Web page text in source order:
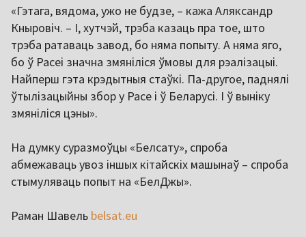
«Гэтага, вядома, ужо не будзе, – кажа Аляксандр
Кныровіч. – І, хутчэй, трэба казаць пра тое, што
трэба ратаваць завод, бо няма попыту. А няма яго,
бо ў Расеі значна змяніліся ўмовы для рэалізацыі.
Найперш гэта крэдытныя стаўкі. Па-другое, паднялі
ўтылізацыйны збор у Расе і ў Беларусі. І ў выніку
змяніліся цэны».
На думку суразмоўцы «Белсату», спроба
абмежаваць увоз іншых кітайскіх машынаў – спроба
стымуляваць попыт на «БелДжы».
Раман Шавель belsat.eu